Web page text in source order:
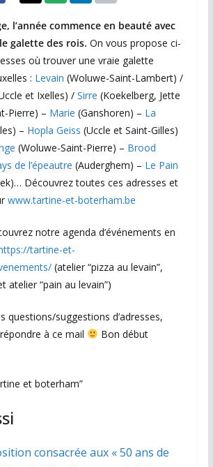
l’année commence en beauté avec
galette des rois. On vous propose ci-
où trouver une vraie galette
: Levain (Woluwe-Saint-Lambert) /
et Ixelles) / Sirre (Koekelberg, Jette
Pierre) – Marie (Ganshoren) – La
– Hopla Geiss (Uccle et Saint-Gilles)
(Woluwe-Saint-Pierre) – Brood
de l’épeautre (Auderghem) – Le Pain
Découvrez toutes ces adresses et
www.tartine-et-boterham.be
notre agenda d’événements en
tartine-et-
(atelier “pizza au levain”,
atelier “pain au levain”)
questions/suggestions d’adresses,
à ce mail
Bon début
et boterham”
consacrée aux « 50 ans de